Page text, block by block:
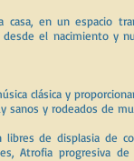
casa, en un espacio
desde el nacimiento y
clásica y
sanos y rodeados de
de displasia de
Atrofia progresiva